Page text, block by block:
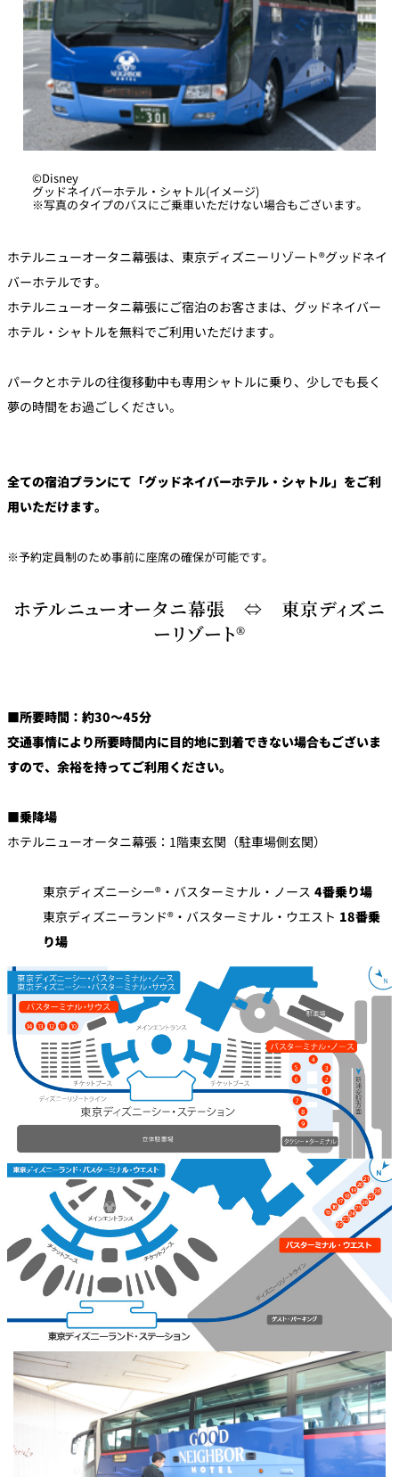
個室のご案内
レストランギ
フト券
レストラン夏
の涼宴プラン
2026
七五三プラン
2026
レストランパ
ーティープラ
ン
レストラン個
室お祝いプラ
ン
シャンパーニ
ュフェア
～ポメリー ブ
リュット・ロ
ワイヤル～
自宅で味わう
ホテルのテイ
クアウトメニ
日のお祝いに
～アニバーサ
リー～ 法要プラン
ロポーズディ
ナープラン
©Disney
グッドネイバーホテル・シャトル(イメージ)
※写真のタイプのバスにご乗車いただけない場合もございます。
ホテルニューオータニ幕張は、東京ディズニーリゾート®グッドネイ
バーホテルです。
ホテルニューオータニ幕張にご宿泊のお客さまは、グッドネイバー
ホテル・シャトルを無料でご利用いただけます。
パークとホテルの往復移動中も専用シャトルに乗り、少しでも長く
夢の時間をお過ごしください。
全ての宿泊プランにて「グッドネイバーホテル・シャトル」をご利
用いただけます。
※予約定員制のため事前に座席の確保が可能です。
ホテルニューオータニ幕張 ⇔ 東京ディズニ
ーリゾート®
■所要時間：約30～45分
交通事情により所要時間内に目的地に到着できない場合もございま
すので、余裕を持ってご利用ください。
■乗降場
ホテルニューオータニ幕張：1階東玄関（駐車場側玄関）
東京ディズニーシー®・バスターミナル・ノース 4番乗り場
東京ディズニーランド®・バスターミナル・ウエスト 18番乗
り場